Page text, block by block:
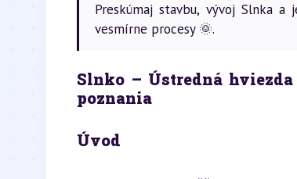
Preskúmaj stavbu, vývoj Slnka
vesmírne procesy 🌞.
Slnko – Ústredná
poznania
Úvod